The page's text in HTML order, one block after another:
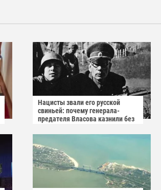
Нацисты звали его русской
свиньей: почему генерала-
предателя Власова казнили без